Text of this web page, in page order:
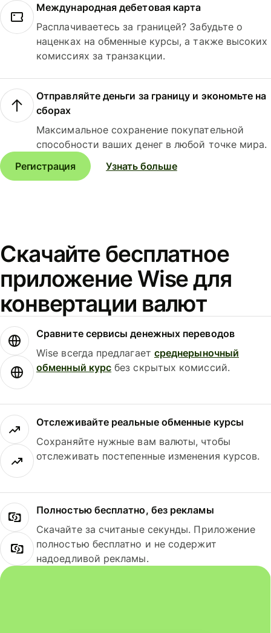
Международная дебетовая карта
Расплачиваетесь за границей? Забудьте о
наценках на обменные курсы, а также высоких
комиссиях за транзакции.
Отправляйте деньги за границу и экономьте на
сборах
Максимальное сохранение покупательной
способности ваших денег в любой точке мира.
Регистрация
Узнать больше
Скачайте бесплатное
приложение Wise для
конвертации валют
Сравните сервисы денежных переводов
Wise всегда предлагает среднерыночный
обменный курс без скрытых комиссий.
Отслеживайте реальные обменные курсы
Сохраняйте нужные вам валюты, чтобы
отслеживать постепенные изменения курсов.
Полностью бесплатно, без рекламы
Скачайте за считаные секунды. Приложение
полностью бесплатно и не содержит
надоедливой рекламы.